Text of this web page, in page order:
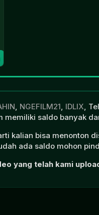
, NGEFILM21, IDLIX,
memiliki saldo banyak
kalian bisa menonton
ada saldo mohon
yang telah kami